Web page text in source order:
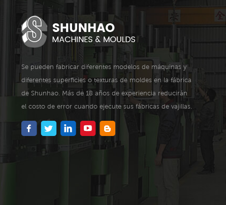
Se pueden fabricar diferentes modelos de máquinas y
diferentes superficies o texturas de moldes en la fábrica
de Shunhao. Más de 18 años de experiencia reducirán
el costo de error cuando ejecute sus fábricas de vajillas.